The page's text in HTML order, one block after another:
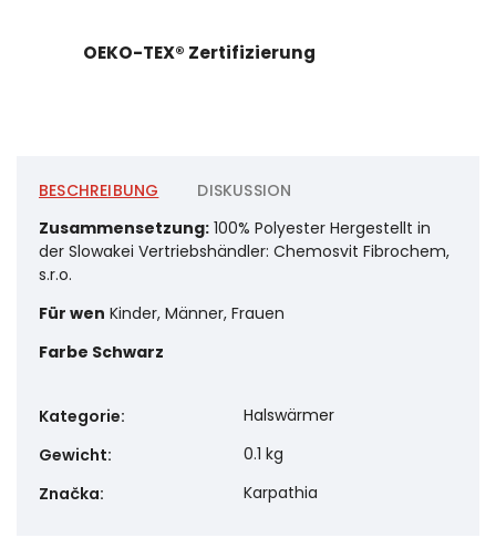
OEKO-TEX® Zertifizierung
BESCHREIBUNG
DISKUSSION
Zusammensetzung: 100% Polyester Hergestellt in
der Slowakei Vertriebshändler: Chemosvit Fibrochem,
s.r.o.
Für wen Kinder, Männer, Frauen
Farbe Schwarz
Kategorie:
Halswärmer
Gewicht:
0.1 kg
Značka: Karpathia